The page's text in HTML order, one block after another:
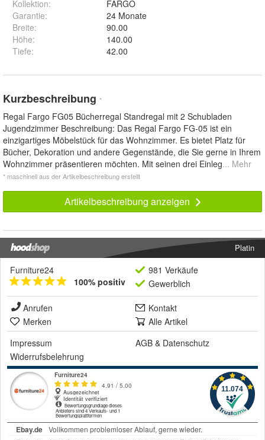
Kollektion:
FARGO
Garantie:
24 Monate
Breite:
90.00
Höhe:
140.00
Tiefe: 42.00
Kurzbeschreibung *
Regal Fargo FG05 Bücherregal Standregal mit 2 Schubladen
Jugendzimmer Beschreibung: Das Regal Fargo FG-05 ist ein
einzigartiges Möbelstück für das Wohnzimmer. Es bietet Platz für
Bücher, Dekoration und andere Gegenstände, die Sie gerne in Ihrem
Wohnzimmer präsentieren möchten. Mit seinen drei Einleg... Mehr
* maschinell aus der Artikelbeschreibung erstellt
Artikelbeschreibung anzeigen
Platin
Furniture24
100% positiv
981 Verkäufe
Gewerblich
Anrufen
Kontakt
Merken
Alle Artikel
Impressum
AGB & Datenschutz
Widerrufsbelehrung